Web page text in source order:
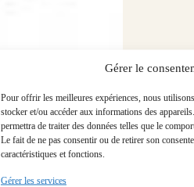
Gérer le
Pour offrir les meilleures expériences, nous
stocker et/ou accéder aux informations des
permettra de traiter des données telles que le
Le fait de ne pas consentir ou de retirer son
caractéristiques et fonctions.
Gérer les services